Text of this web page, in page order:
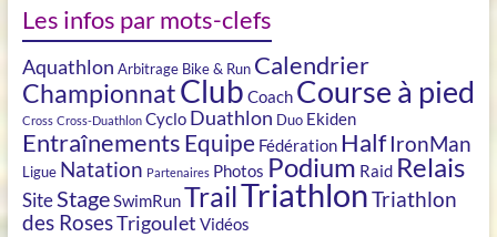
Les infos par mots-clefs
Aquathlon Arbitrage Bike & Run Calendrier
ChampionnatClub Coach Course à pied
Cross Cross-Duathlon Cyclo Duathlon Duo Ekiden
EntraînementsEquipe Fédération Half IronMan
Ligue Natation Partenaires Photos Podium Raid Relais
SiteStageSwimRunTrailTriathlonTriathlon
des RosesTrigoulet Vidéos